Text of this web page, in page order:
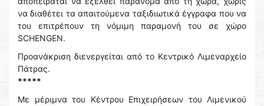
να διαθέτει τα απαιτούμενα ταξιδιωτικά έγγραφα που να
του επιτρέπουν τη νόμιμη παραμονή του σε χώρο
SCHENGEN.
Προανάκριση διενεργείται από το Κεντρικό Λιμεναρχείο
Πάτρας.
*****
Με μέριμνα του Κέντρου Επιχειρήσεων του Λιμενικού